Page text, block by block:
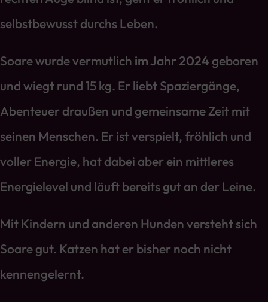
selbstbewusst durchs Leben.
Soare wurde vermutlich im Jahr 2024geboren
und wiegt rund 15 kg. Er liebt Spaziergänge,
Abenteuer draußen und gemeinsame Zeit mit
seinen Menschen. Er ist verspielt, fröhlich und
voller Energie, hat dabei aber ein mittleres
Energielevel und läuft bereits gut an der Leine.
Mit Kindern und anderen Hunden versteht sich
Soare gut. Katzen hat er bisher noch nicht
kennengelernt.